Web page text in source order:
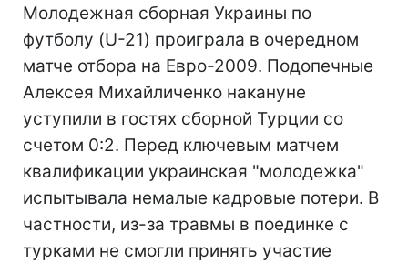
Молодежная сборная Украины по
футболу (U-21) проиграла в очередном
матче отбора на Евро-2009. Подопечные
Алексея Михайличенко накануне
уступили в гостях сборной Турции со
счетом 0:2. Перед ключевым матчем
квалификации украинская "молодежка"
испытывала немалые кадровые потери. В
частности, из-за травмы в поединке с
турками не смогли принять участие